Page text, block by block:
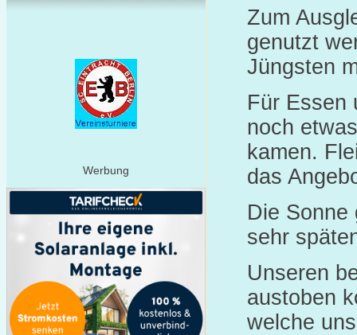
Werbung
Zum
genutzt
Jüngsten
Für Essen
noch
kamen.
das
Die Sonne
sehr
Unseren
austoben
welche